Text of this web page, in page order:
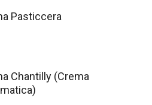
Pasticcera
Chantilly (Crema